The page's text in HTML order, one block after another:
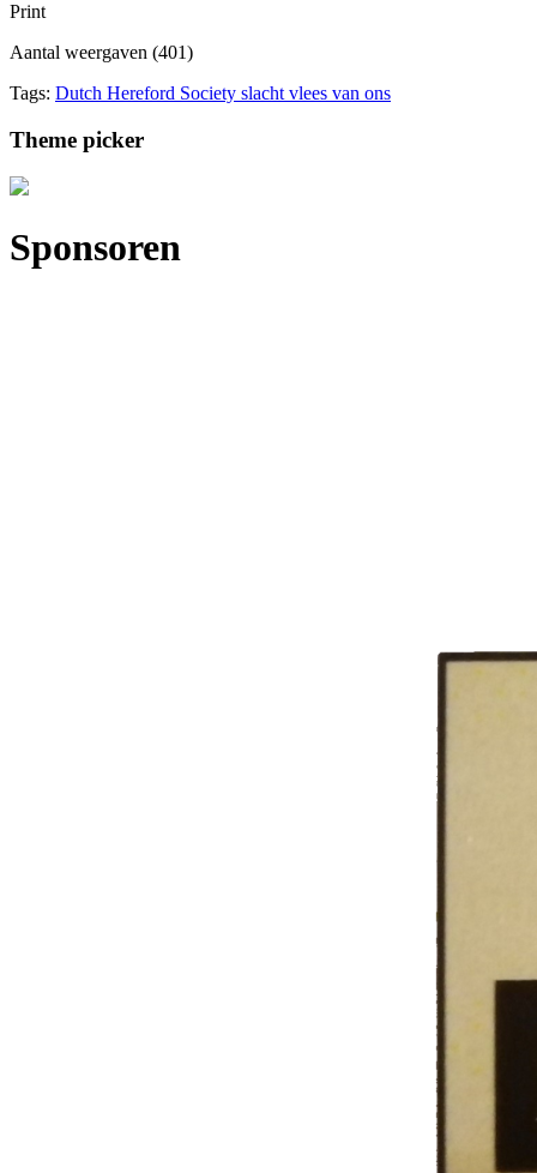
Print
Aantal weergaven (401)
Tags: Dutch Hereford Society slacht vlees van ons
Theme picker
Sponsoren